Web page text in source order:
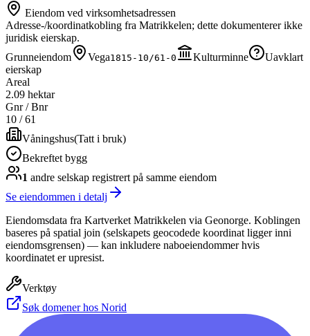
Eiendom ved virksomhetsadressen
Adresse-/koordinatkobling fra Matrikkelen; dette dokumenterer ikke
juridisk eierskap.
Grunneiendom
Vega1815-10/61-0 Kulturminne
Uavklart
eierskap
Areal
2.09 hektar
Gnr / Bnr
10 /61
Våningshus(Tatt i bruk)
Bekreftet bygg
1 andre selskap registrert på samme eiendom
Se eiendommen i detalj
Eiendomsdata fra Kartverket Matrikkelen via Geonorge. Koblingen
baseres på spatial join (selskapets geocodede koordinat ligger inni
eiendomsgrensen) — kan inkludere naboeiendommer hvis
koordinatet er upresist.
Verktøy
Søk domener hos Norid